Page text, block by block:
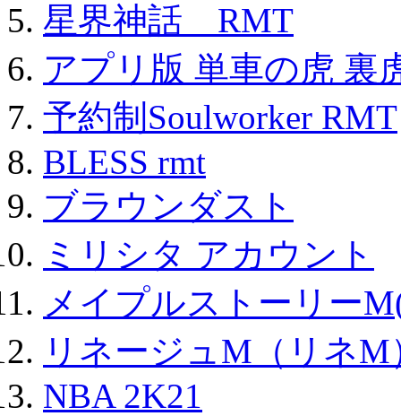
星界神話 RMT
アプリ版 単車の虎 裏
予約制Soulworker RMT
BLESS rmt
ブラウンダスト
ミリシタ アカウント
メイプルストーリー
リネージュM（リネM
NBA 2K21